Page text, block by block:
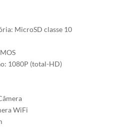
MicroSD classe 10
1080P (total-HD)
WiFi